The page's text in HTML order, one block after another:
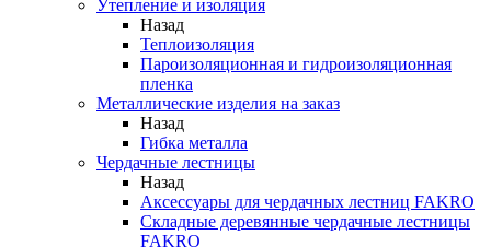
Утепление и изоляция
Назад
Теплоизоляция
Пароизоляционная и гидроизоляционная
пленка
Металлические изделия на заказ
Назад
Гибка металла
Чердачные лестницы
Назад
Аксессуары для чердачных лестниц FAKRO
Складные деревянные чердачные лестницы
FAKRO